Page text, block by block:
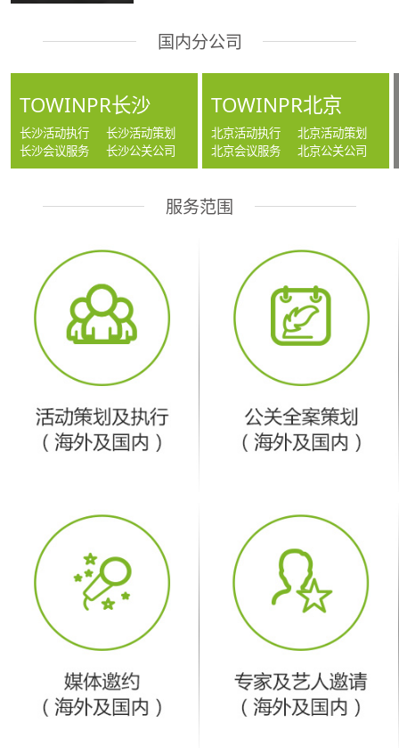
国内分公司
TOWINPR长沙
长沙活动执行
长沙活动策划
长沙会议服务
长沙公关公司
TOWINPR北京
北京活动执行
北京活动策划
北京会议服务
北京公关公司
服务范围